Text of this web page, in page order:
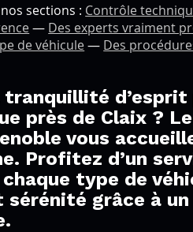
sections : Contrôle
— Des experts vraiment
de véhicule— Des
tranquillité
près de Claix ? Le
vous
Profitez d’un
type de
grâce à